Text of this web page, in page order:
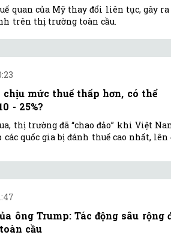
quan của Mỹ thay đổi liên tục, gây ra
trên thị trường toàn cầu.
chịu mức thuế thấp hơn, có thể
- 25%?
thị trường đã “chao đảo” khi Việt
quốc gia bị đánh thuế cao nhất, lên
ông Trump: Tác động sâu rộng
cầu